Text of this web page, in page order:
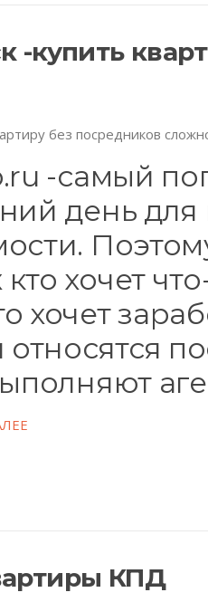
-купить
без посредников
-самый
день
кто хочет
хочет
относятся
КПД